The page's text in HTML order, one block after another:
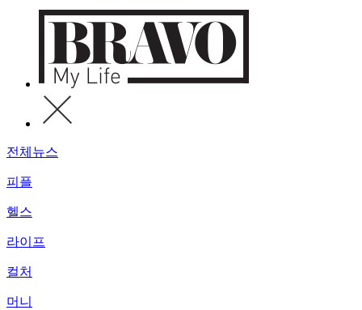
전체뉴스
피플
헬스
라이프
컬처
머니